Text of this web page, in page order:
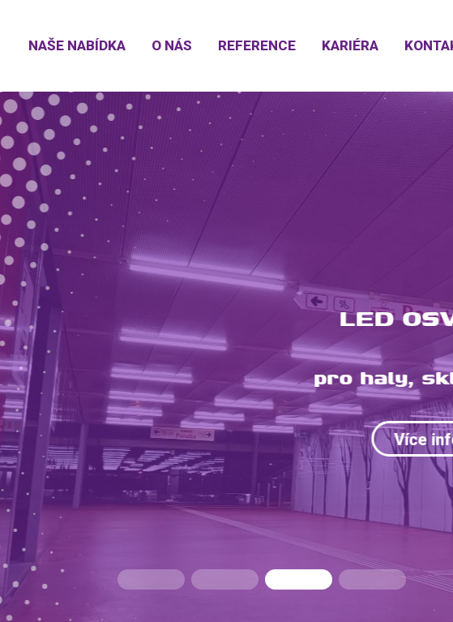
ÚSPORY
NAŠE NABÍDKA O NÁS REFERENCE KARIÉRA
LED OSVĚTLENÍ
pro haly, sklady a domy
Více informací